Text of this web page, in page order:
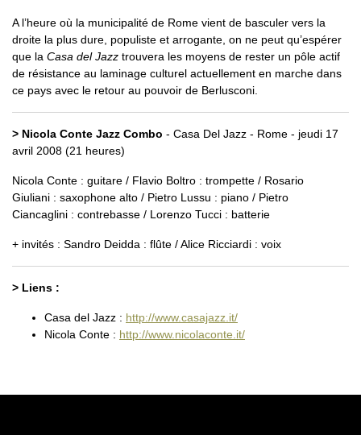
A l’heure où la municipalité de Rome vient de basculer vers la
droite la plus dure, populiste et arrogante, on ne peut qu’espérer
que la Casa del Jazz trouvera les moyens de rester un pôle actif
de résistance au laminage culturel actuellement en marche dans
ce pays avec le retour au pouvoir de Berlusconi.
> Nicola Conte Jazz Combo - Casa Del Jazz - Rome - jeudi 17
avril 2008 (21 heures)
Nicola Conte : guitare / Flavio Boltro : trompette / Rosario
Giuliani : saxophone alto / Pietro Lussu : piano / Pietro
Ciancaglini : contrebasse / Lorenzo Tucci : batterie
+ invités : Sandro Deidda : flûte / Alice Ricciardi : voix
> Liens :
Casa del Jazz : http://www.casajazz.it/
Nicola Conte : http://www.nicolaconte.it/